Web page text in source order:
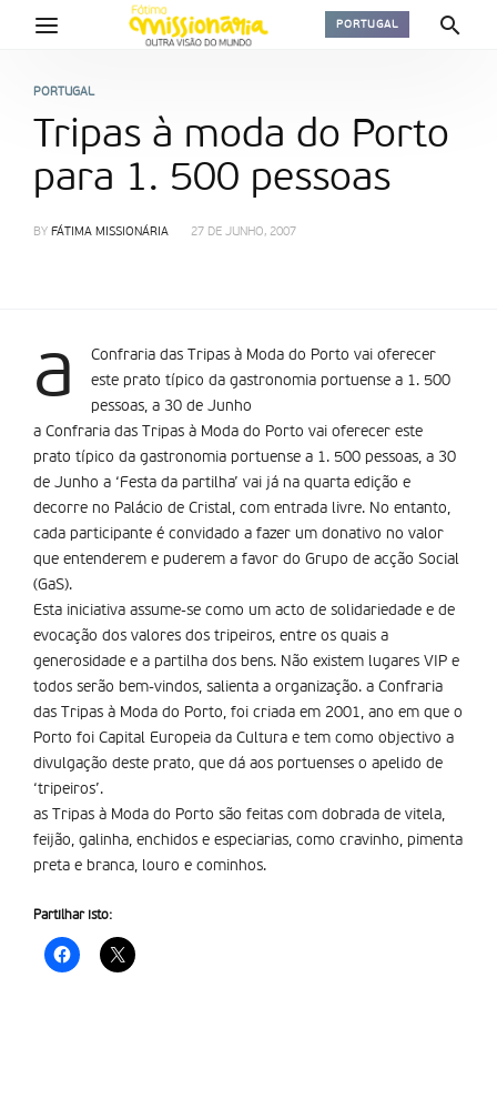
PORTUGAL
PORTUGAL
Tripas à moda do Porto
para 1. 500 pessoas
BY FÁTIMA MISSIONÁRIA 27 DE JUNHO, 2007
a
Confraria das Tripas à Moda do Porto vai oferecer
este prato tí­pico da gastronomia portuense a 1. 500
pessoas, a 30 de Junho
a Confraria das Tripas à Moda do Porto vai oferecer este
prato tí­pico da gastronomia portuense a 1. 500 pessoas, a 30
de Junho a ‘Festa da partilha’ vai já na quarta edição e
decorre no Palácio de Cristal, com entrada livre. No entanto,
cada participante é convidado a fazer um donativo no valor
que entenderem e puderem a favor do Grupo de acção Social
(GaS).
Esta iniciativa assume-se como um acto de solidariedade e de
evocação dos valores dos tripeiros, entre os quais a
generosidade e a partilha dos bens. Não existem lugares VIP e
todos serão bem-vindos, salienta a organização. a Confraria
das Tripas à Moda do Porto, foi criada em 2001, ano em que o
Porto foi Capital Europeia da Cultura e tem como objectivo a
divulgação deste prato, que dá aos portuenses o apelido de
‘tripeiros’.
as Tripas à Moda do Porto são feitas com dobrada de vitela,
feijão, galinha, enchidos e especiarias, como cravinho, pimenta
preta e branca, louro e cominhos.
Partilhar isto: